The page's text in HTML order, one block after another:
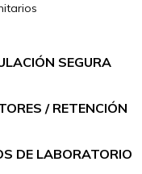
SEGURA
/ RETENCIÓN
DE LABORATORIO